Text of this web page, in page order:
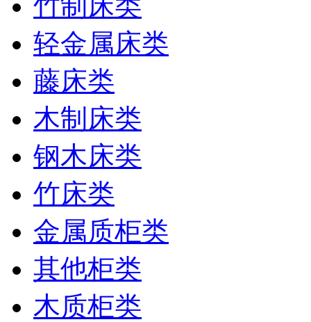
轻金属床类
藤床类
木制床类
钢木床类
竹床类
金属质柜类
其他柜类
木质柜类